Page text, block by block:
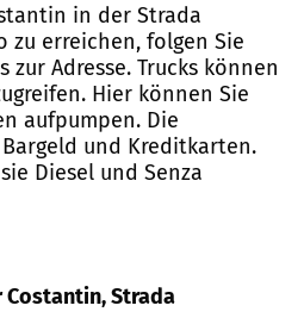
in der Strada
zu erreichen, folgen Sie
Adresse. Trucks können
Hier können Sie
aufpumpen. Die
und Kreditkarten.
Diesel und Senza
Strada